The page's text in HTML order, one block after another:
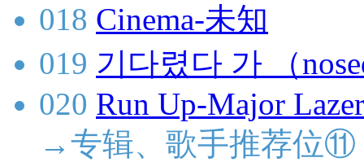
018 Cinema-未知
019 기다렸다 가 （
020 Run Up-Major
→专辑、歌手推荐位⑪